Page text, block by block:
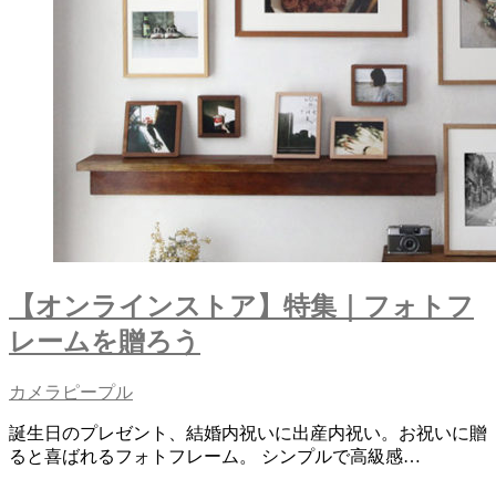
【オンラインストア】特集｜フォトフ
レームを贈ろう
カメラピープル
誕生日のプレゼント、結婚内祝いに出産内祝い。お祝いに贈
ると喜ばれるフォトフレーム。 シンプルで高級感…